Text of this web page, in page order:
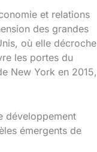
et relations
des grandes
où elle décroche
les portes du
New York en 2015,
développement
émergents de